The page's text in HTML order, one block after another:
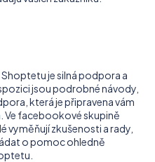
Shoptetu je silná podpora a
jsou podrobné návody,
která je připravena vám
facebookové skupině
vyměňují zkušenosti a rady,
o pomoc ohledně